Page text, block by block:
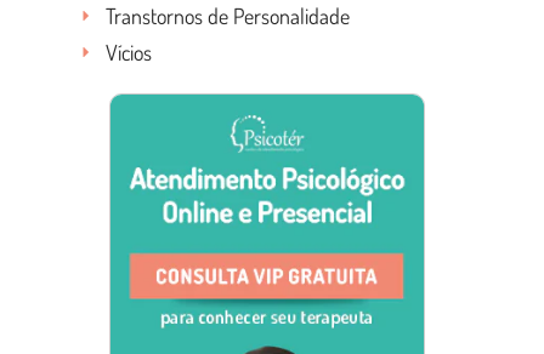
Transtornos de Personalidade
Vícios